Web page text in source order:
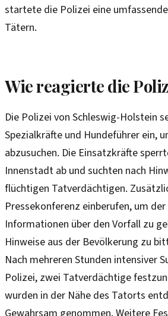
startete die Polizei eine
Tätern.
Wie reagierte die
Die Polizei von Schleswig-Holstein
Spezialkräfte und Hundeführer ein,
abzusuchen. Die Einsatzkräfte
Innenstadt ab und suchten nach
flüchtigen Tatverdächtigen.
Pressekonferenz einberufen, um
Informationen über den Vorfall zu
Hinweise aus der Bevölkerung zu
Nach mehreren Stunden intensiver
Polizei, zwei Tatverdächtige
wurden in der Nähe des Tatorts